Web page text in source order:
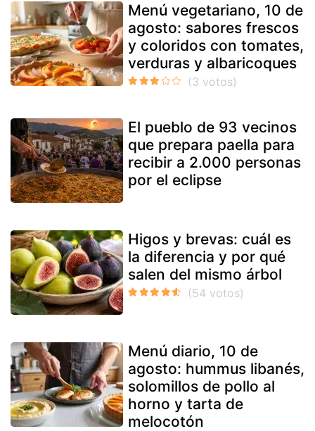
Menú vegetariano, 10 de
agosto: sabores frescos
y coloridos con tomates,
verduras y albaricoques
El pueblo de 93 vecinos
que prepara paella para
recibir a 2.000 personas
por el eclipse
Higos y brevas: cuál es
la diferencia y por qué
salen del mismo árbol
Menú diario, 10 de
agosto: hummus libanés,
solomillos de pollo al
horno y tarta de
melocotón